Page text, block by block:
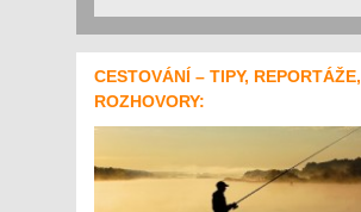
CESTOVÁNÍ – TIPY, REPORTÁŽE,
ROZHOVORY: